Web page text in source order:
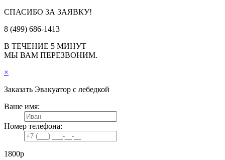
СПАСИБО ЗА ЗАЯВКУ!
8 (499) 686-1413
В ТЕЧЕНИЕ 5 МИНУТ
МЫ ВАМ ПЕРЕЗВОНИМ.
×
Заказать Эвакуатор с лебедкой
Ваше имя:
Номер телефона:
1800р